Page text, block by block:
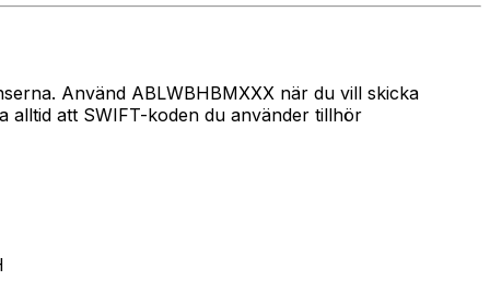
Använd ABLWBHBMXXX när du vill skicka
alltid att SWIFT-koden du använder tillhör